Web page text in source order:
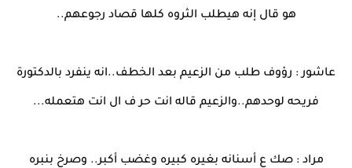
هو قال إنه هيطلب الثروه كلها قصاد رجوعهم..
عاشور : رؤوف طلب من الزعيم بعد الخطف..انه ينفرد بالدكتورة
فريحه لوحدهم..والزعيم قاله انت حر ف ال انت هتعمله...
مراد : صك ع أسنانه بغيره كبيره وغضب أكبر.. وصرخ بنبره